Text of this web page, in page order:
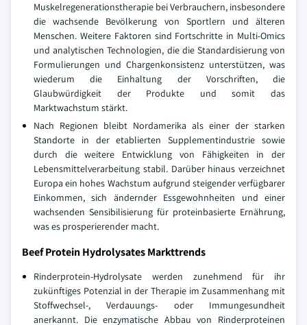
Muskelregenerationstherapie bei Verbrauchern, insbesondere
die wachsende Bevölkerung von Sportlern und älteren
Menschen. Weitere Faktoren sind Fortschritte in Multi-Omics
und analytischen Technologien, die die Standardisierung von
Formulierungen und Chargenkonsistenz unterstützen, was
wiederum die Einhaltung der Vorschriften, die
Glaubwürdigkeit der Produkte und somit das
Marktwachstum stärkt.
Nach Regionen bleibt Nordamerika als einer der starken
Standorte in der etablierten Supplementindustrie sowie
durch die weitere Entwicklung von Fähigkeiten in der
Lebensmittelverarbeitung stabil. Darüber hinaus verzeichnet
Europa ein hohes Wachstum aufgrund steigender verfügbarer
Einkommen, sich ändernder Essgewohnheiten und einer
wachsenden Sensibilisierung für proteinbasierte Ernährung,
was es prosperierender macht.
Beef Protein Hydrolysates Markttrends
Rinderprotein-Hydrolysate werden zunehmend für ihr
zukünftiges Potenzial in der Therapie im Zusammenhang mit
Stoffwechsel-, Verdauungs- oder Immungesundheit
anerkannt. Die enzymatische Abbau von Rinderproteinen